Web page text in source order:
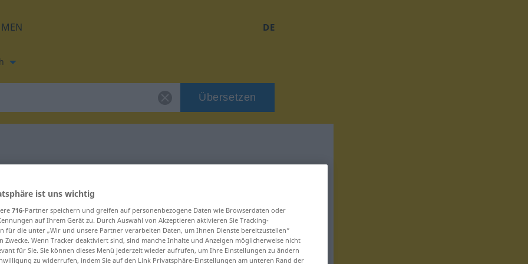
DE
Übersetzen
für "penseur"
ist uns wichtig
716-Partner speichern und greifen auf personenbezogene Daten wie Browserdaten oder
auf Ihrem Gerät zu. Durch Auswahl von Akzeptieren aktivieren Sie Tracking-
für die unter „Wir und unsere Partner verarbeiten Daten, um Ihnen Dienste bereitzustellen“
Zwecke. Wenn Tracker deaktiviert sind, sind manche Inhalte und Anzeigen möglicherweise nicht
für Sie. Sie können dieses Menü jederzeit wieder aufrufen, um Ihre Einstellungen zu ändern
zu widerrufen, indem Sie auf den Link Privatsphäre-Einstellungen am unteren Rand der